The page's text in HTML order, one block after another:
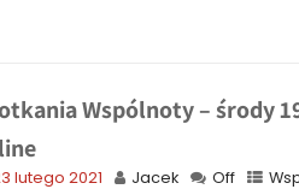
Wspólnoty – środy
lutego 2021 Jacek Off